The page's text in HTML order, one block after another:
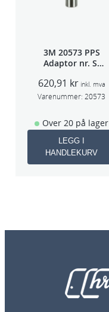
3M 20573 PPS
Adaptor nr. S-
620,91 kr inkl. mva
Varenummer: 20573
Over 20 på lager
LEGG I
HANDLEKURV